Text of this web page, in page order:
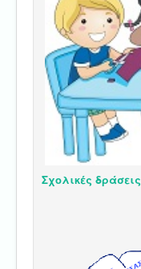
Σχολικές δράσεις